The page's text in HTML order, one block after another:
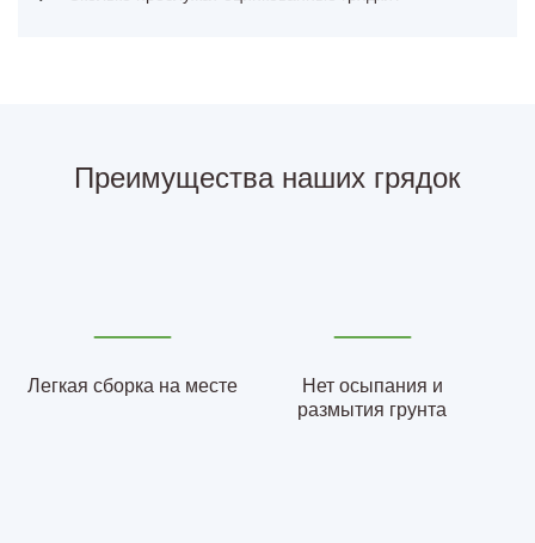
Преимущества наших грядок
Легкая сборка на месте
Нет осыпания и
размытия грунта